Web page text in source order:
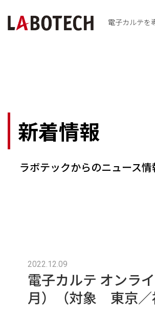
content 電子カルテを
新着情報
ラボテックからのニュース情
2022.12.09
電子カルテ オンラ
月）（対象 東京／